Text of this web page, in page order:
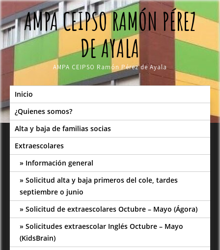
Skip
to
contentAMPA CEIPSO RAMÓN PÉREZ
DE AYALA
AMPA CEIPSO Ramón Pérez de Ayala
Inicio
¿Quienes somos?
Alta y baja de familias socias
Extraescolares
Información general
Solicitud alta y baja primeros del cole, tardes
septiembre o junio
Solicitud de extraescolares Octubre – Mayo (Ágora)
Solicitudes extraescolar Inglés Octubre – Mayo
(KidsBrain)